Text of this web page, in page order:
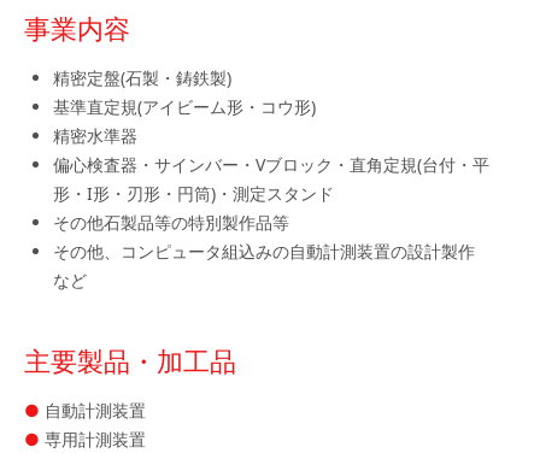
事業内容
精密定盤(石製・鋳鉄製)
基準直定規(アイビーム形・コウ形)
精密水準器
偏心検査器・サインバー・Vブロック・直角定規(台付・平
形・I形・刃形・円筒)・測定スタンド
その他石製品等の特別製作品等
その他、コンピュータ組込みの自動計測装置の設計製作
など
主要製品・加工品
自動計測装置
専用計測装置